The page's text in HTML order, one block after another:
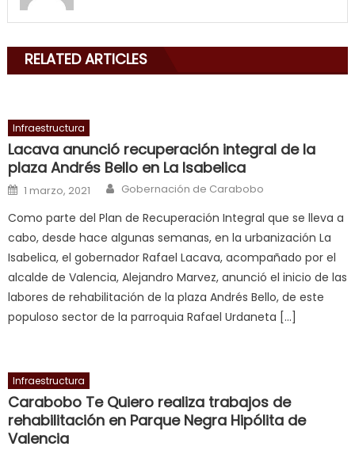
mouth
will
smith
is
a
cuckold ,
nice
milf
in
squirting,
आपक
न
भ
क
च
त
RELATED ARTICLES
Infraestructura
Lacava anunció recuperación integral de la
plaza Andrés Bello en La Isabelica
Posted on
1 marzo, 2021 Author
Gobernación de Carabobo
Como parte del Plan de Recuperación Integral que se lleva a
cabo, desde hace algunas semanas, en la urbanización La
Isabelica, el gobernador Rafael Lacava, acompañado por el
alcalde de Valencia, Alejandro Marvez, anunció el inicio de las
labores de rehabilitación de la plaza Andrés Bello, de este
populoso sector de la parroquia Rafael Urdaneta […]
Infraestructura
Carabobo Te Quiero realiza trabajos de
rehabilitación en Parque Negra Hipólita de
Valencia